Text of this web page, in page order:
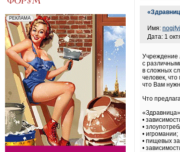
Имя:
Дата: 1
Учреждение
с
в сложных
человек,
что Вам
Что
•
•
• игромании;
• пищевых
•